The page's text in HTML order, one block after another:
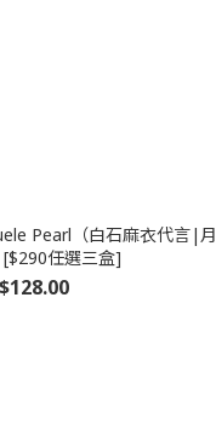
Pearl（白石麻衣代言|月
任選三盒]